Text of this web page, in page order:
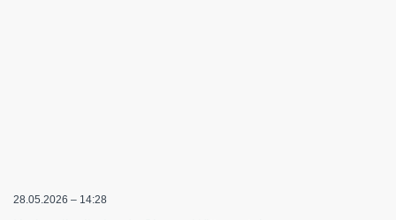
28.05.2026 – 14:28